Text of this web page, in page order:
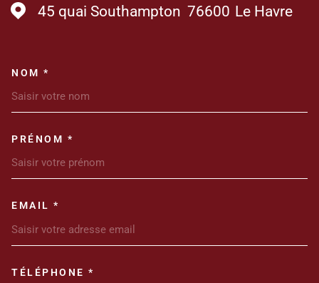
45 quai Southampton 76600 Le Havre
NOM *
PRÉNOM *
EMAIL *
TÉLÉPHONE *